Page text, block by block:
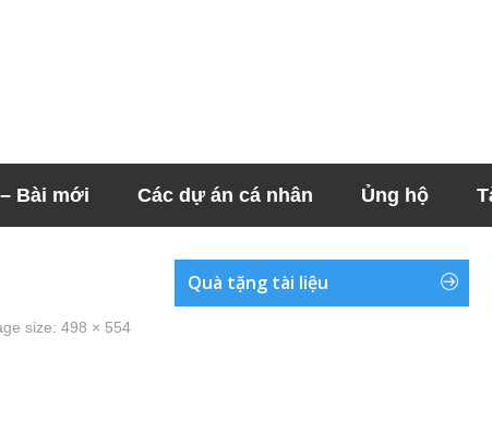
Bài mới Các dự án cá nhân Ủng hộ
size: 498 × 554
Quà tặng tài liệu